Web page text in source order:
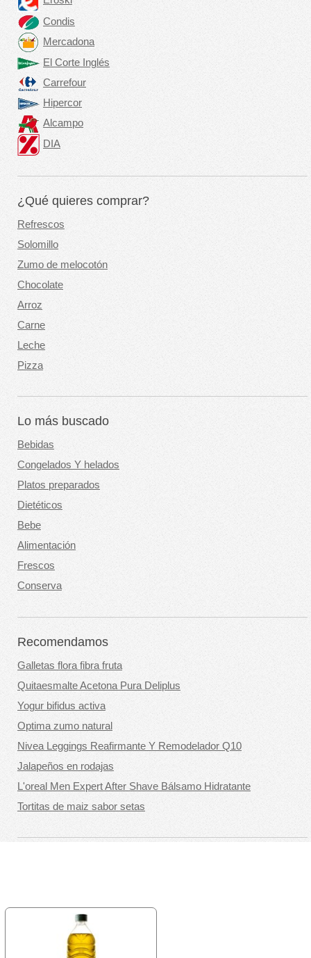
Condis
Mercadona
El Corte Inglés
Carrefour
Hipercor
Alcampo
DIA
¿Qué quieres comprar?
Refrescos
Solomillo
Zumo de melocotón
Chocolate
Arroz
Carne
Leche
Pizza
Lo más buscado
Bebidas
Congelados Y helados
Platos preparados
Dietéticos
Bebe
Alimentación
Frescos
Conserva
Recomendamos
Galletas flora fibra fruta
Quitaesmalte Acetona Pura Deliplus
Yogur bifidus activa
Optima zumo natural
Nivea Leggings Reafirmante Y Remodelador Q10
Jalapeños en rodajas
L'oreal Men Expert After Shave Bálsamo Hidratante
Tortitas de maiz sabor setas